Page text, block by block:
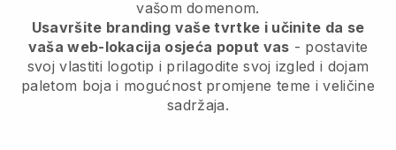
vašom domenom.
Usavršite branding vaše tvrtke i učinite da se
vaša web-lokacija osjeća poput vas - postavite
svoj vlastiti logotip i prilagodite svoj izgled i dojam
paletom boja i mogućnost promjene teme i veličine
sadržaja.